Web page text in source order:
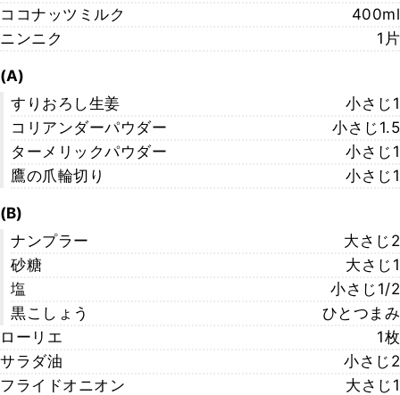
ココナッツミルク
400ml
ニンニク
1片
(A)
すりおろし生姜
小さじ1
コリアンダーパウダー
小さじ1.5
ターメリックパウダー
小さじ1
鷹の爪輪切り
小さじ1
(B)
ナンプラー
大さじ2
砂糖
大さじ1
塩
小さじ1/2
黒こしょう
ひとつまみ
ローリエ
1枚
サラダ油
小さじ2
フライドオニオン
大さじ1